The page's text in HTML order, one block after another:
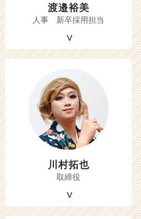
渡邉裕美
人事 新卒採用担当
川村拓也
取締役